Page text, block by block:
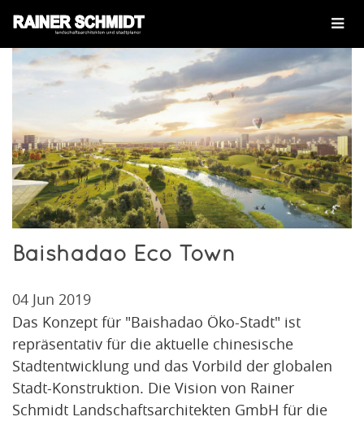
Baishadao Eco Town
04 Jun 2019
Das Konzept für "Baishadao Öko-Stadt" ist
repräsentativ für die aktuelle chinesische
Stadtentwicklung und das Vorbild der globalen
Stadt-Konstruktion. Die Vision von Rainer
Schmidt Landschaftsarchitekten GmbH für die